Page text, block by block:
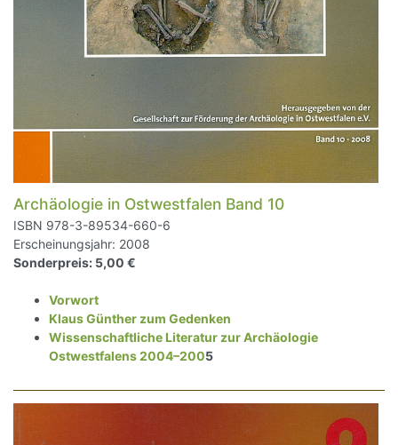
Archäologie in Ostwestfalen Band 10
ISBN 978-3-89534-660-6
Erscheinungsjahr: 2008
Sonderpreis: 5,00 €
Vorwort
Klaus Günther zum Gedenken
Wissenschaftliche Literatur zur Archäologie
Ostwestfalens 2004–2005